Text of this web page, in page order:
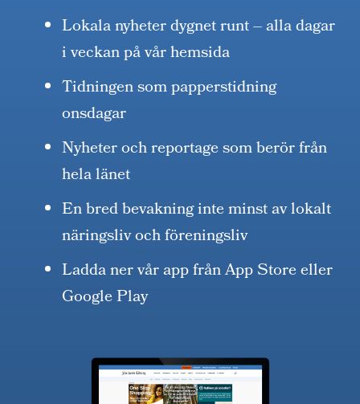
Lokala nyheter dygnet runt – alla dagar
i veckan på vår hemsida
Tidningen som papperstidning
onsdagar
Nyheter och reportage som berör från
hela länet
En bred bevakning inte minst av lokalt
näringsliv och föreningsliv
Ladda ner vår app från App Store eller
Google Play